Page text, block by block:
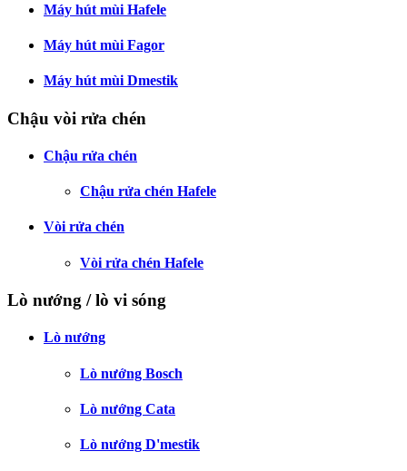
Máy hút mùi Hafele
Máy hút mùi Fagor
Máy hút mùi Dmestik
Chậu vòi rửa chén
Chậu rửa chén
Chậu rửa chén Hafele
Vòi rửa chén
Vòi rửa chén Hafele
Lò nướng / lò vi sóng
Lò nướng
Lò nướng Bosch
Lò nướng Cata
Lò nướng D'mestik